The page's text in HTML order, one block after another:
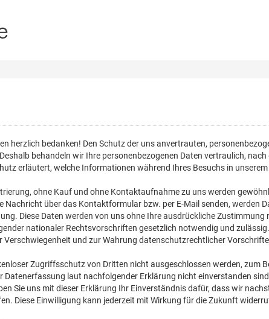
herzlich bedanken! Den Schutz der uns anvertrauten,
behandeln wir Ihre personenbezogenen Daten vertraulich,
erläutert, welche Informationen während Ihres Besuchs in
ohne Kauf und ohne Kontaktaufnahme zu uns werden
Nachricht über das Kontaktformular bzw. per E-Mail senden, werden
Diese Daten werden von uns ohne Ihre ausdrückliche Zustimmung
nationaler Rechtsvorschriften gesetzlich notwendig und
und zur Wahrung datenschutzrechtlicher
Zugriffsschutz von Dritten nicht ausgeschlossen werden, zum
laut nachfolgender Erklärung nicht einverstanden
Sie uns mit dieser Erklärung Ihr Einverständnis dafür, dass wir
Diese Einwilligung kann jederzeit mit Wirkung für die Zukunft